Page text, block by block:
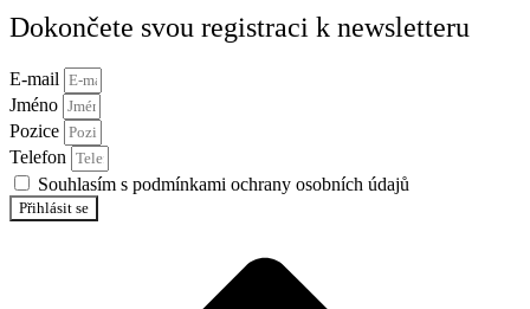
Dokončete svou registraci k newsletteru
E-mail
Jméno
Pozice
Telefon
Souhlasím s podmínkami ochrany osobních údajů
Přihlásit se